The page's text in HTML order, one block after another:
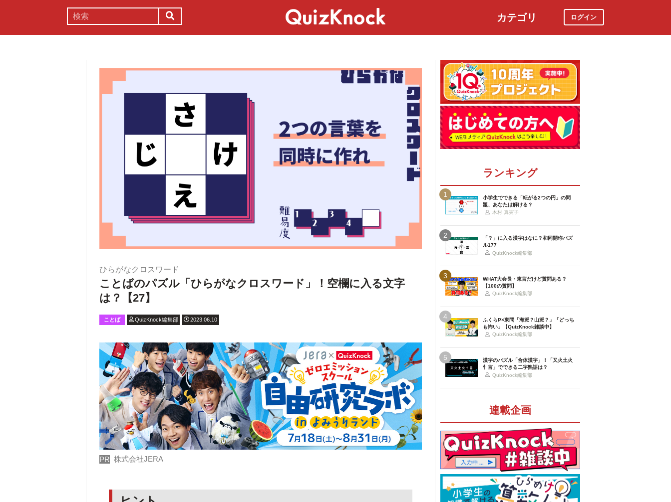
カテゴリ ログイン
ひらがなクロスワード
ことばのパズル「ひらがなクロスワード」！空欄に入る文字
は？【27】
ことば QuizKnock編集部 2023.06.10
PR 株式会社JERA
ランキング
1
小学生でできる「転がる2つの円」の問
題、あなたは解ける？
木村 真実子
2
「？」に入る漢字はなに？和同開珎パズ
ル177
QuizKnock編集部
3
WHAT大会長・東言だけど質問ある？
【100の質問】
QuizKnock編集部
4
ふくらP×東問「海派？山派？」「どっち
も怖い」【QuizKnock雑談中】
QuizKnock編集部
5
漢字のパズル「合体漢字」！「又火土火
忄言」でできる二字熟語は？
QuizKnock編集部
連載企画